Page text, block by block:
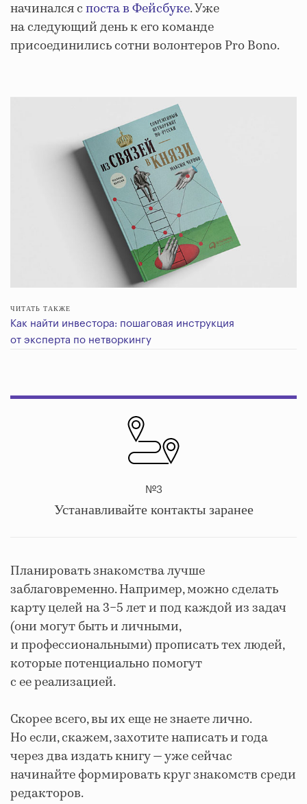
начинался споста в Фейсбуке. Уже
на следующий день к его команде
присоединились сотни волонтеров Pro Bono.
ЧИТАТЬ ТАКЖЕ
Как найти инвестора: пошаговая инструкция
от эксперта по нетворкингу
№3
Устанавливайте контакты заранее
Планировать знакомства лучше
заблаговременно. Например, можно сделать
карту целей на 3−5 лет и под каждой из задач
(они могут быть и личными,
и профессиональными) прописать тех людей,
которые потенциально помогут
с ее реализацией.
Скорее всего, вы их еще не знаете лично.
Но если, скажем, захотите написать и года
через два издать книгу — уже сейчас
начинайте формировать круг знакомств среди
редакторов.